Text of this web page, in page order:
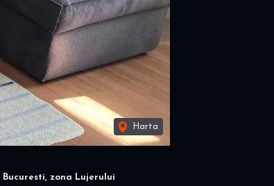
Harta
zona Lujerului